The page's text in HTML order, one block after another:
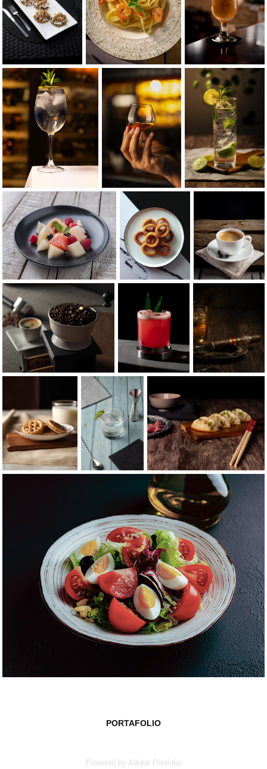
PORTAFOLIO
Powered by Adobe Portfolio